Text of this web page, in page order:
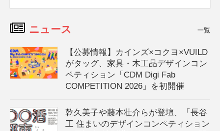
ニュース 一覧
【公募情報】カインズ×コクヨ×VUILD
がタッグ、家具・木工品デザインコン
ペティション「CDM Digi Fab
COMPETITION 2026」を初開催
乾久美子や藤本壮介らが登壇、「長谷
工 住まいのデザインコンペティション